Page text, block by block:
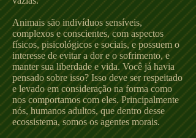
Animais são indivíduos sensíveis,
complexos e conscientes, com aspectos
físicos, pisicológicos e sociais, e possuem o
interesse de evitar a dor e o sofrimento, e
manter sua liberdade e vida. Você já havia
pensado sobre isso? Isso deve ser respeitado
e levado em consideração na forma como
nos comportamos com eles. Principalmente
nós, humanos adultos, que dentro desse
ecossistema, somos os agentes morais.